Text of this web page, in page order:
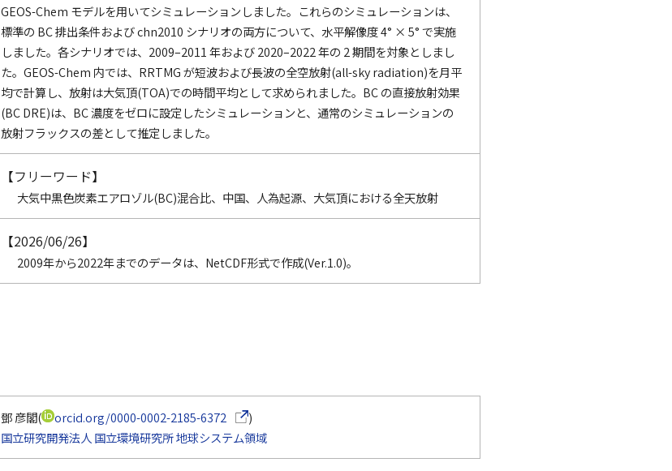
GEOS-Chem モデルを用いてシミュレーションしました。これらのシミュレーションは、
標準の BC 排出条件および chn2010 シナリオの両方について、水平解像度 4° × 5° で実施
しました。各シナリオでは、2009–2011 年および 2020–2022 年の 2 期間を対象としまし
た。GEOS-Chem 内では、RRTMG が短波および長波の全空放射(all-sky radiation)を月平
均で計算し、放射は大気頂(TOA)での時間平均として求められました。BC の直接放射効果
(BC DRE)は、BC 濃度をゼロに設定したシミュレーションと、通常のシミュレーションの
放射フラックスの差として推定しました。
【フリーワード】
大気中黒色炭素エアロゾル(BC)混合比、中国、人為起源、大気頂における全天放射
【2026/06/26】
2009年から2022年までのデータは、NetCDF形式で作成(Ver.1.0)。
鄧 彦閣( orcid.org/0000-0002-2185-6372 （別ウインドウで開きます）
)
国立研究開発法人 国立環境研究所地球システム領域